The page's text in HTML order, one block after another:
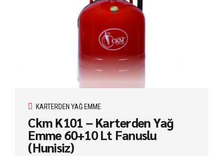
KARTERDEN YAĞ EMME
Ckm K101 – Karterden Yağ
Emme 60+10 Lt Fanuslu
(Hunisiz)